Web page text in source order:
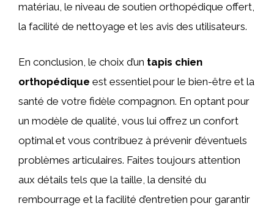
matériau, le niveau de soutien orthopédique offert,
la facilité de nettoyage et les avis des utilisateurs.
En conclusion, le choix d’un tapis chien
orthopédique est essentiel pour le bien-être et la
santé de votre fidèle compagnon. En optant pour
un modèle de qualité, vous lui offrez un confort
optimal et vous contribuez à prévenir d’éventuels
problèmes articulaires. Faites toujours attention
aux détails tels que la taille, la densité du
rembourrage et la facilité d’entretien pour garantir